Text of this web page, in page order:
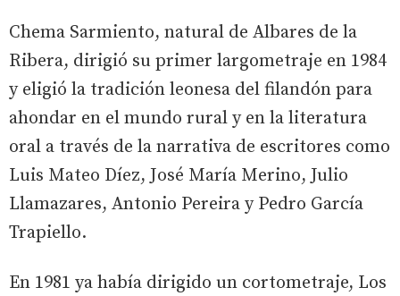
Chema Sarmiento, natural de Albares de la
Ribera, dirigió su primer largometraje en 1984
y eligió la tradición leonesa del filandón para
ahondar en el mundo rural y en la literatura
oral a través de la narrativa de escritores como
Luis Mateo Díez, José María Merino, Julio
Llamazares, Antonio Pereira y Pedro García
Trapiello.
En 1981 ya había dirigido un cortometraje, Los